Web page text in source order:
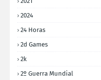
2024
24 Horas
2d Games
2k
2º Guerra Mundial